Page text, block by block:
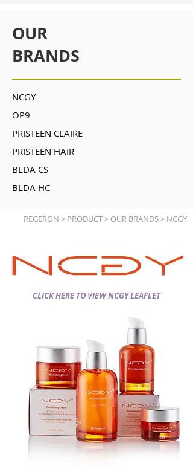
OUR
BRANDS
NCGY
OP9
PRISTEEN CLAIRE
PRISTEEN HAIR
BLDA CS
BLDA HC
REGERON > PRODUCT > OUR BRANDS > NCGY
CLICK HERE TO VIEW NCGY LEAFLET